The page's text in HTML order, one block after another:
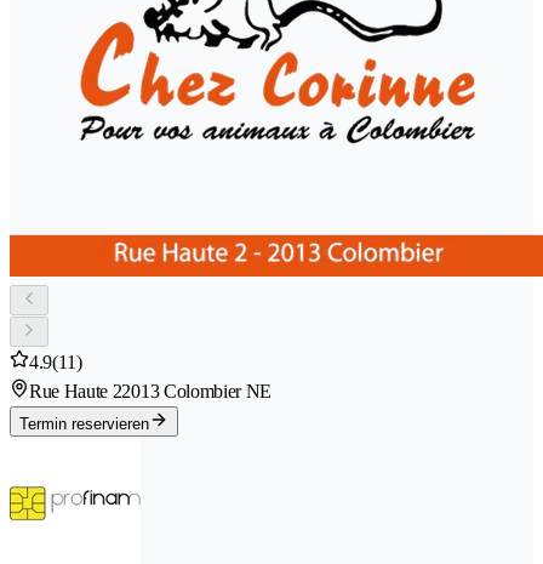
4.9(11)
Rue Haute 22013 Colombier NE
Termin reservieren